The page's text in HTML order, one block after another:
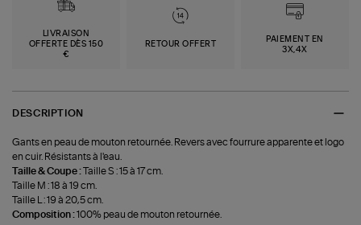
LIVRAISON
OFFERTE DÈS 150
€
RETOUR OFFERT
PAIEMENT EN
3X,4X
DESCRIPTION
Gants en peau de mouton retournée. Revers avec fourrure apparente et logo
en cuir. Résistants à l'eau.
Taille & Coupe :
Taille S : 15 à 17 cm.
Taille M : 18 à 19 cm.
Taille L : 19 à 20,5 cm.
Composition :100% peau de mouton retournée.